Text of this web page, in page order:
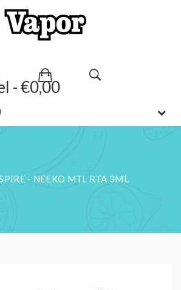
- €0,00
- NEEKO MTL RTA 3ML